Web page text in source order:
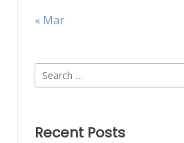
« Mar
Search
for:
Recent Posts